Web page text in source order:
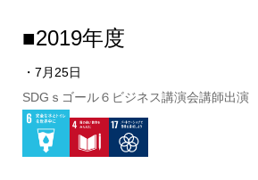
■2019年度
・7月25日
SDGｓゴール６ビジネス講演会講師出演